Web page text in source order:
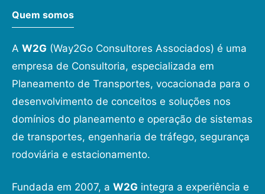
Quem somos
A W2G (Way2Go Consultores Associados) é uma
empresa de Consultoria, especializada em
Planeamento de Transportes, vocacionada para o
desenvolvimento de conceitos e soluções nos
domínios do planeamento e operação de sistemas
de transportes, engenharia de tráfego, segurança
rodoviária e estacionamento.
Fundada em 2007, a W2G integra a experiência e